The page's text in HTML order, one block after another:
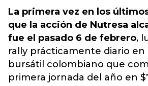
La primera vez en los
que la acción de Nutresa
fue el pasado 6 de febrero,
rally prácticamente diario en
bursátil colombiano que
primera jornada del año en